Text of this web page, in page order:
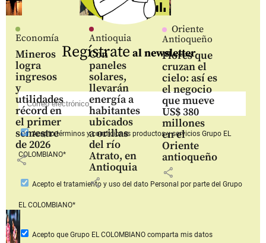
Economía
Mineros
logra
ingresos
y
utilidades
récord en
el primer
semestre
de 2026
share
Antioquia
Con
paneles
solares,
llevarán
energía a
habitantes
ubicados
a orillas
del río
Atrato, en
Antioquia
share
Oriente
Antioqueño
Flores que
cruzan el
cielo: así es
el negocio
que mueve
US$ 380
millones
en el
Oriente
antioqueño
share
Regístrate al newsletter
Aceptotérminos y condiciones productos y serviciosGrupo EL
COLOMBIANO*
Acepto el tratamiento y uso del dato Personal por parte del Grupo
EL COLOMBIANO*
Acepto que Grupo EL COLOMBIANOcomparta mis datos